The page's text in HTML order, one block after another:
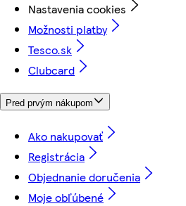
Nastavenia cookies
Možnosti platby
Tesco.sk
Clubcard
Pred prvým nákupom
Ako nakupovať
Registrácia
Objednanie doručenia
Moje obľúbené